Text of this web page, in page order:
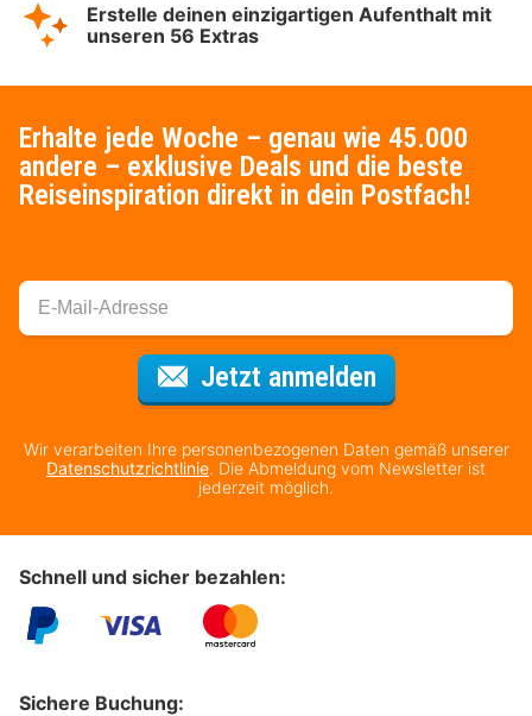
Erstelle deinen einzigartigen Aufenthalt mit
unseren 56 Extras
Erhalte jede Woche – genau wie 45.000
andere – exklusive Deals und die beste
Reiseinspiration direkt in dein Postfach!
Jetzt anmeldenFür den
Wir verarbeiten Ihre personenbezogenen Daten gemäß unserer
Datenschutzrichtlinie. Die Abmeldung vom Newsletter ist
jederzeit möglich.
Schnell und sicher bezahlen:
Sichere Buchung: